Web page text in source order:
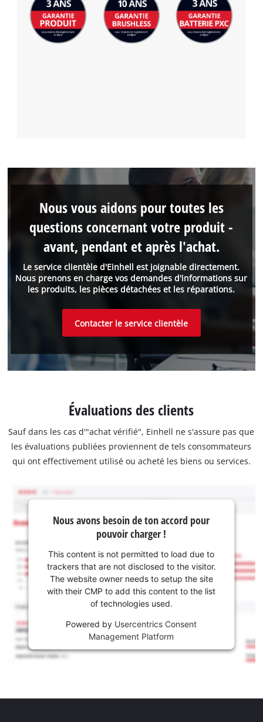
Le service clientèle d'Einhell est joignable directement.
Nous prenons en charge vos demandes d'informations sur
les produits, les pièces détachées et les réparations.
Nous vous aidons pour toutes les
questions concernant votre produit -
avant, pendant et après l'achat.
Contacter le service clientèle
Évaluations des clients
Sauf dans les cas d'"achat vérifié", Einhell ne s'assure pas que
les évaluations publiées proviennent de tels consommateurs
qui ont effectivement utilisé ou acheté les biens ou services.
Nous avons besoin de ton accord pour
pouvoir charger !
This content is not permitted to load due to
trackers that are not disclosed to the visitor.
The website owner needs to setup the site
with their CMP to add this content to the list
of technologies used.
Powered by Usercentrics Consent
Management Platform